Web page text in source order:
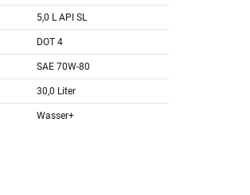
5,0 L API SL
DOT 4
SAE 70W-80
30,0 Liter
Wasser+